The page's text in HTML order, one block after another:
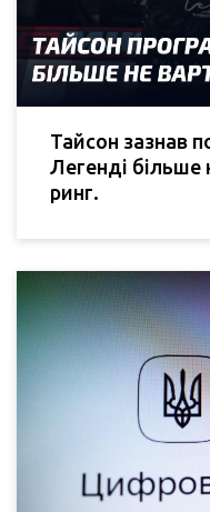
Тайсон зазнав
Легенді більше
ринг.